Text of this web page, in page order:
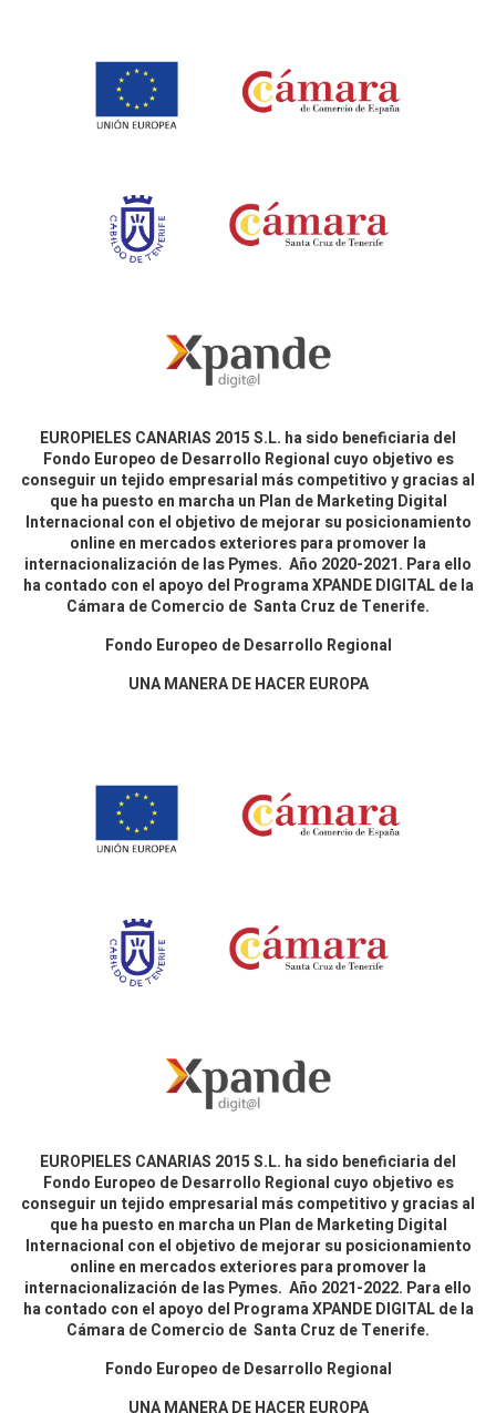
EUROPIELES CANARIAS 2015 S.L. ha sido beneficiaria del
Fondo Europeo de Desarrollo Regional cuyo objetivo es
conseguir un tejido empresarial más competitivo y gracias al
que ha puesto en marcha un Plan de Marketing Digital
Internacional con el objetivo de mejorar su posicionamiento
online en mercados exteriores para promover la
internacionalización de las Pymes. Año 2020-2021. Para ello
ha contado con el apoyo del Programa XPANDE DIGITAL de la
Cámara de Comercio de Santa Cruz de Tenerife.
Fondo Europeo de Desarrollo Regional
UNA MANERA DE HACER EUROPA
EUROPIELES CANARIAS 2015 S.L. ha sido beneficiaria del
Fondo Europeo de Desarrollo Regional cuyo objetivo es
conseguir un tejido empresarial más competitivo y gracias al
que ha puesto en marcha un Plan de Marketing Digital
Internacional con el objetivo de mejorar su posicionamiento
online en mercados exteriores para promover la
internacionalización de las Pymes. Año 2021-2022. Para ello
ha contado con el apoyo del Programa XPANDE DIGITAL de la
Cámara de Comercio de Santa Cruz de Tenerife.
Fondo Europeo de Desarrollo Regional